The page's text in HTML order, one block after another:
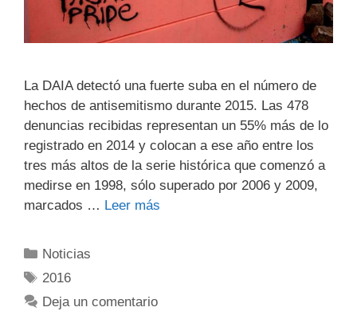
La DAIA detectó una fuerte suba en el número de
hechos de antisemitismo durante 2015. Las 478
denuncias recibidas representan un 55% más de lo
registrado en 2014 y colocan a ese año entre los
tres más altos de la serie histórica que comenzó a
medirse en 1998, sólo superado por 2006 y 2009,
marcados … Leer más
Noticias
2016
Deja un comentario